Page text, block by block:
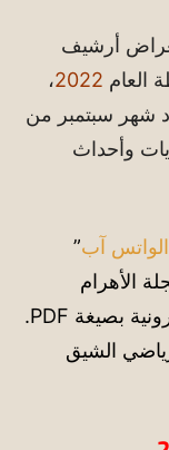
أرشيف
العام 2022،
شهر سبتمبر من
وأحداث
الواتس آب”
الأهرام
الرياضي، سواء النسخ الورقية أو الإلكترونية بصيغة PDF.
الشيق